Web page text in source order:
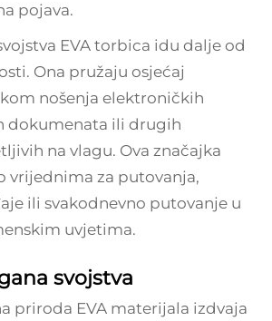
pojava.
EVA torbica idu dalje od
Ona pružaju osjećaj
nošenja elektroničkih
dokumenata ili drugih
na vlagu. Ova značajka
vrijednima za putovanja,
ili svakodnevno putovanje u
uvjetima.
svojstva
priroda EVA materijala izdvaja